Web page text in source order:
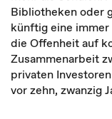
Bibliotheken oder
künftig eine
die Offenheit auf
Zusammenarbeit
privaten
vor zehn, zwanzig